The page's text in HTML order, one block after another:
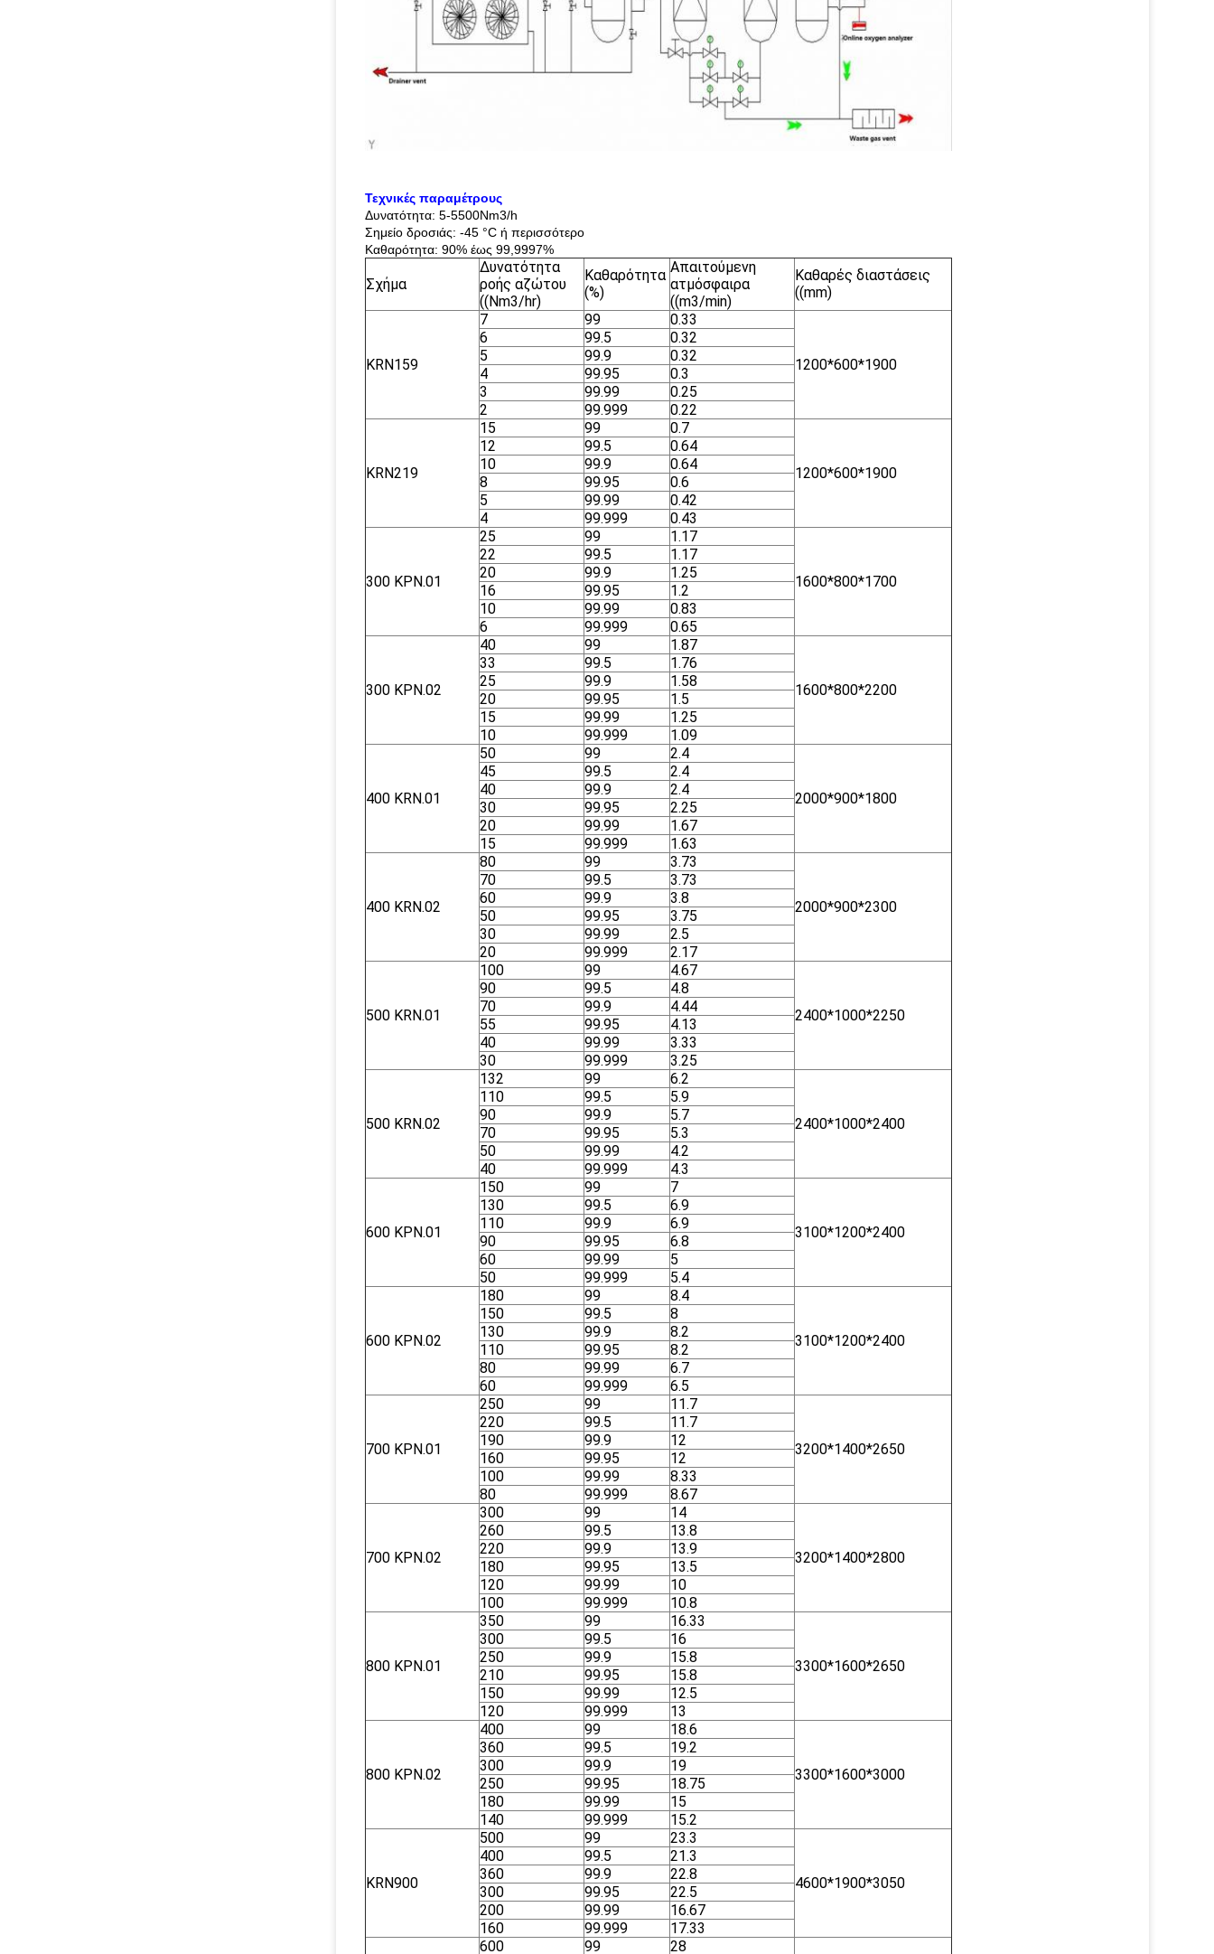
Τεχνικές παραμέτρους
Δυνατότητα: 5-5500Nm3/h
Σημείο δροσιάς: -45 °C ή περισσότερο
Καθαρότητα: 90% έως 99,9997%
Σχήμα
Δυνατότητα
ροής αζώτου
((Nm3/hr)
Καθαρότητα
(%)
Απαιτούμενη
ατμόσφαιρα
((m3/min)
Καθαρές διαστάσεις
((mm)
KRN159
7 99 0.33
1200*600*1900
6 99.5
0.32
5
99.9
0.32
4
99.95
0.3
3
99.99
0.25
2
99.999 0.22
KRN219
15 99 0.7
1200*600*1900
12 99.5
0.64
10
99.9
0.64
8
99.95
0.6
5
99.99
0.42
4
99.999 0.43
300 ΚΡΝ.01
25 99 1.17
1600*800*1700
22 99.5
1.17
20
99.9
1.25
16
99.95
1.2
10
99.99
0.83
6
99.999 0.65
300 ΚΡΝ.02
40 99 1.87
1600*800*2200
33 99.5
1.76
25
99.9
1.58
20
99.95
1.5
15
99.99
1.25
10
99.999 1.09
400 KRN.01
50 99 2.4
2000*900*1800
45 99.5
2.4
40
99.9
2.4
30
99.95
2.25
20
99.99
1.67
15
99.999 1.63
400 KRN.02
80 99 3.73
2000*900*2300
70 99.5
3.73
60
99.9
3.8
50
99.95
3.75
30
99.99
2.5
20
99.999 2.17
500 KRN.01
100 99 4.67
2400*1000*2250
90 99.5
4.8
70
99.9
4.44
55
99.95
4.13
40
99.99
3.33
30
99.999 3.25
500 KRN.02
132 99 6.2
2400*1000*2400
110 99.5
5.9
90
99.9
5.7
70
99.95
5.3
50
99.99
4.2
40
99.999 4.3
600 ΚΡΝ.01
150 99 7
3100*1200*2400
130 99.5
6.9
110
99.9
6.9
90
99.95
6.8
60
99.99
5
50
99.999 5.4
600 ΚΡΝ.02
180 99 8.4
3100*1200*2400
150 99.5
8
130
99.9
8.2
110
99.95
8.2
80
99.99
6.7
60
99.999 6.5
700 ΚΡΝ.01
250 99 11.7
3200*1400*2650
220 99.5
11.7
190
99.9
12
160
99.95
12
100
99.99
8.33
80
99.999 8.67
700 ΚΡΝ.02
300 99 14
3200*1400*2800
260 99.5
13.8
220
99.9
13.9
180
99.95
13.5
120
99.99
10
100
99.999 10.8
800 ΚΡΝ.01
350 99 16.33
3300*1600*2650
300 99.5
16
250
99.9
15.8
210
99.95
15.8
150
99.99
12.5
120
99.999 13
800 ΚΡΝ.02
400 99 18.6
3300*1600*3000
360 99.5
19.2
300
99.9
19
250
99.95
18.75
180
99.99
15
140
99.999 15.2
KRN900
500 99 23.3
4600*1900*3050
400 99.5
21.3
360
99.9
22.8
300
99.95
22.5
200
99.99
16.67
160
99.999
17.33
600
99 28